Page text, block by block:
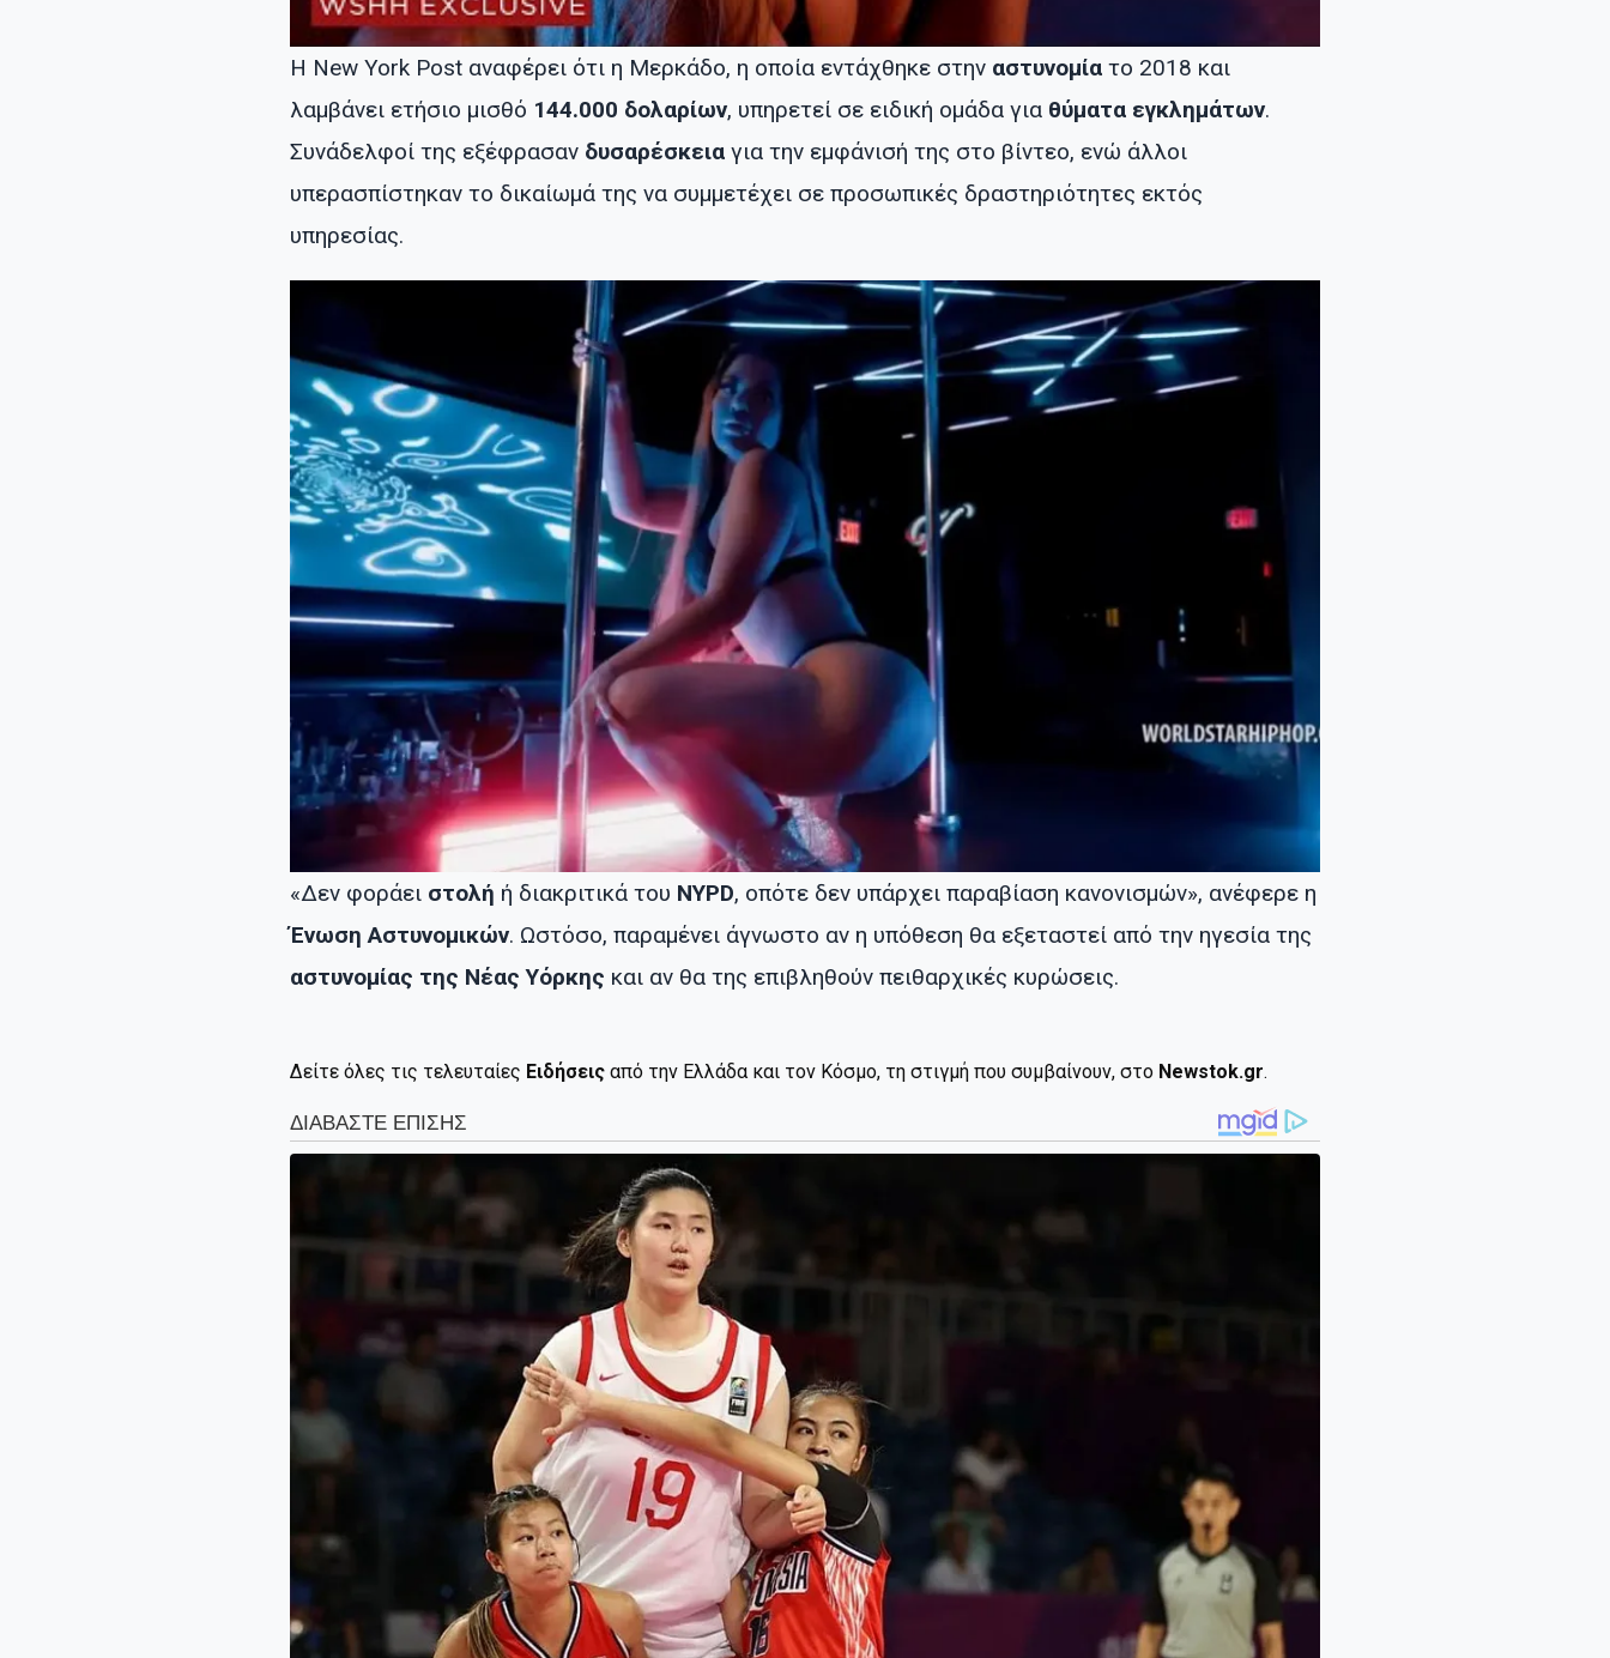
Η New York Post αναφέρει ότι η Μερκάδο, η οποία εντάχθηκε στην αστυνομία το 2018 και
λαμβάνει ετήσιο μισθό 144.000 δολαρίων, υπηρετεί σε ειδική ομάδα για θύματα εγκλημάτων.
Συνάδελφοί της εξέφρασαν δυσαρέσκεια για την εμφάνισή της στο βίντεο, ενώ άλλοι
υπερασπίστηκαν το δικαίωμά της να συμμετέχει σε προσωπικές δραστηριότητες εκτός
υπηρεσίας.
«Δεν φοράει στολή ή διακριτικά του NYPD, οπότε δεν υπάρχει παραβίαση κανονισμών», ανέφερε η
Ένωση Αστυνομικών. Ωστόσο, παραμένει άγνωστο αν η υπόθεση θα εξεταστεί από την ηγεσία της
αστυνομίας της Νέας Υόρκης και αν θα της επιβληθούν πειθαρχικές κυρώσεις.
Δείτε όλες τις τελευταίες Ειδήσεις από την Ελλάδα και τον Κόσμο, τη στιγμή που συμβαίνουν, στο Newstok.gr.